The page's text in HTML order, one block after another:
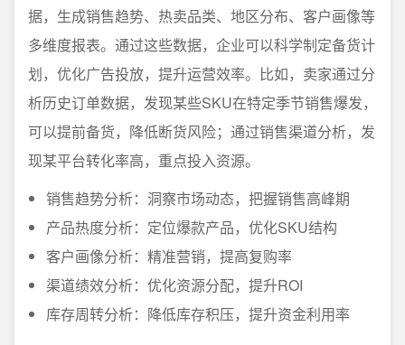
据，生成销售趋势、热卖品类、地区分布、客户画像等
多维度报表。通过这些数据，企业可以科学制定备货计
划，优化广告投放，提升运营效率。比如，卖家通过分
析历史订单数据，发现某些SKU在特定季节销售爆发，
可以提前备货，降低断货风险；通过销售渠道分析，发
现某平台转化率高，重点投入资源。
销售趋势分析：洞察市场动态，把握销售高峰期
产品热度分析：定位爆款产品，优化SKU结构
客户画像分析：精准营销，提高复购率
渠道绩效分析：优化资源分配，提升ROI
库存周转分析：降低库存积压，提升资金利用率